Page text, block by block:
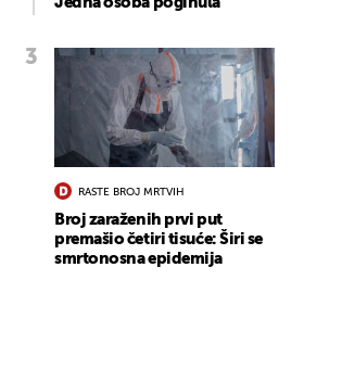
RASTE BROJ MRTVIH
Broj zaraženih prvi put
premašio četiri tisuće: Širi se
smrtonosna epidemija